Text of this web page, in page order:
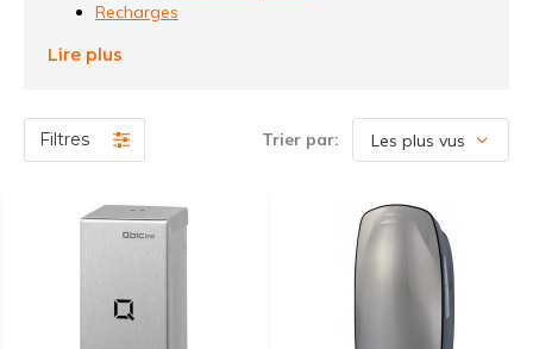
Recharges
Lire plus
Filtres Trier par: